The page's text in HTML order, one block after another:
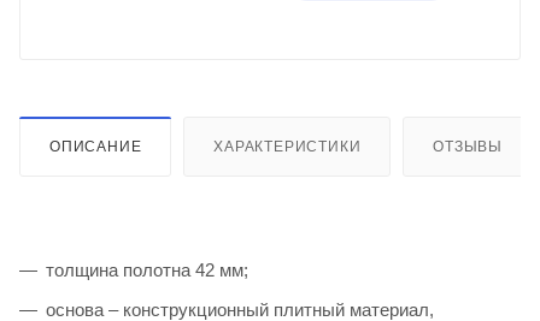
ОПИСАНИЕ ХАРАКТЕРИСТИКИ ОТЗЫВЫ
толщина полотна 42 мм;
основа – конструкционный плитный материал,